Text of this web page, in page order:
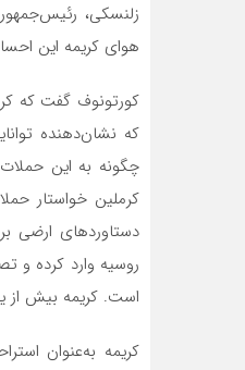
زلنسکی،
هوای کریمه این
کورتونوف گفت که
که نشان‌دهنده
چگونه به این
کرملین خواستار
دستاوردهای ارضی
روسیه وارد کرده و
است. کریمه بیش از
کریمه به‌عنوان